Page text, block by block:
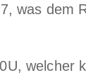
was dem
welcher